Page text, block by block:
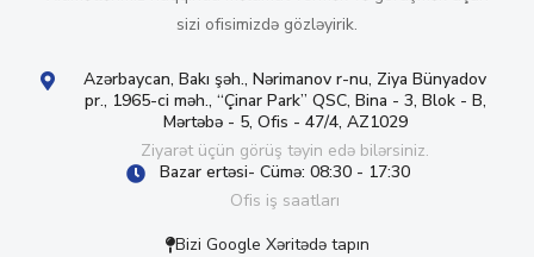
sizi ofisimizdə gözləyirik.
Azərbaycan, Bakı şəh., Nərimanov r-nu, Ziya Bünyadov
pr., 1965-ci məh., “Çinar Park” QSC, Bina - 3, Blok - B,
Mərtəbə - 5, Ofis - 47/4, AZ1029
Ziyarət üçün görüş təyin edə bilərsiniz.
Bazar ertəsi- Cümə: 08:30 - 17:30
Ofis iş saatları
Bizi Google Xəritədə tapın